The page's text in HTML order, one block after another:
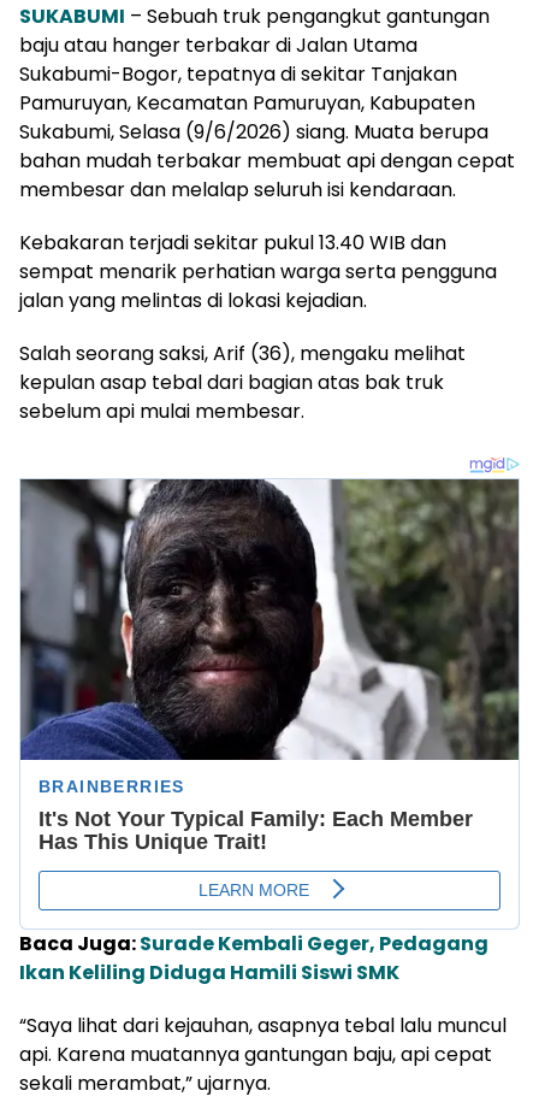
SUKABUMI – Sebuah truk pengangkut gantungan
baju atau hanger terbakar di Jalan Utama
Sukabumi-Bogor, tepatnya di sekitar Tanjakan
Pamuruyan, Kecamatan Pamuruyan, Kabupaten
Sukabumi, Selasa (9/6/2026) siang. Muata berupa
bahan mudah terbakar membuat api dengan cepat
membesar dan melalap seluruh isi kendaraan.
Kebakaran terjadi sekitar pukul 13.40 WIB dan
sempat menarik perhatian warga serta pengguna
jalan yang melintas di lokasi kejadian.
Salah seorang saksi, Arif (36), mengaku melihat
kepulan asap tebal dari bagian atas bak truk
sebelum api mulai membesar.
Baca Juga:Surade Kembali Geger, Pedagang
Ikan Keliling Diduga Hamili Siswi SMK
“Saya lihat dari kejauhan, asapnya tebal lalu muncul
api. Karena muatannya gantungan baju, api cepat
sekali merambat,” ujarnya.